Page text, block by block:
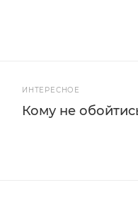
ИНТЕРЕСНОЕ
Кому не